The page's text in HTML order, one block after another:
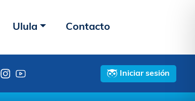
Ulula Contacto
Iniciar sesión